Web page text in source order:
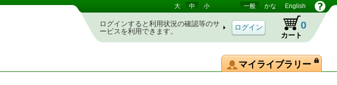
大 中 小 一般 かな English
ログインすると利用状況の確認等のサ
ービスを利用できます。
カート
0
マイライブラリー